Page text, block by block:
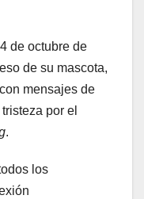
de octubre de
de su mascota,
mensajes de
por el
.
los